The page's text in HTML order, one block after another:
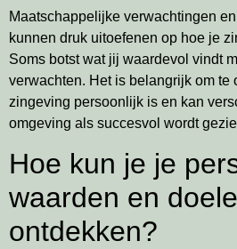
Maatschappelijke verwachtingen
kunnen druk uitoefenen op hoe je
Soms botst wat jij waardevol vindt
verwachten. Het is belangrijk om te
zingeving persoonlijk is en kan
omgeving als succesvol wordt
Hoe kun je je
waarden en
ontdekken?